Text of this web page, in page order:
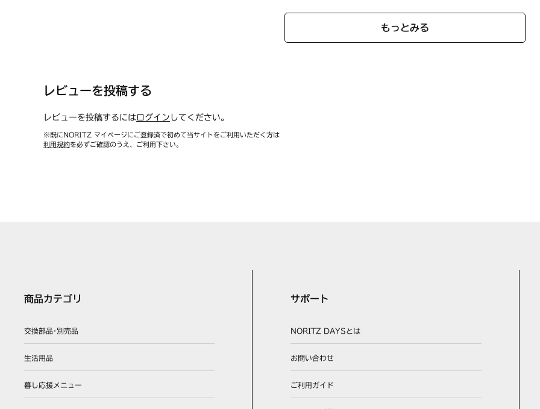
もっとみる
レビューを投稿する
レビューを投稿するには ログイン してください。
※既にNORITZ マイページにご登録済で初めて当サイトをご利用いただく方は
利用規約を必ずご確認のうえ、ご利用下さい。
商品カテゴリ
交換部品･別売品
生活用品
暮し応援メニュー
サポート
NORITZ DAYSとは
お問い合わせ
ご利用ガイド